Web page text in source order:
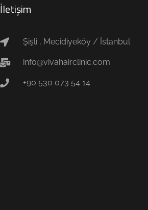
İletişim
Şişli , Mecidiyeköy / İstanbul
info@vivahairclinic.com
+90 530 073 54 14